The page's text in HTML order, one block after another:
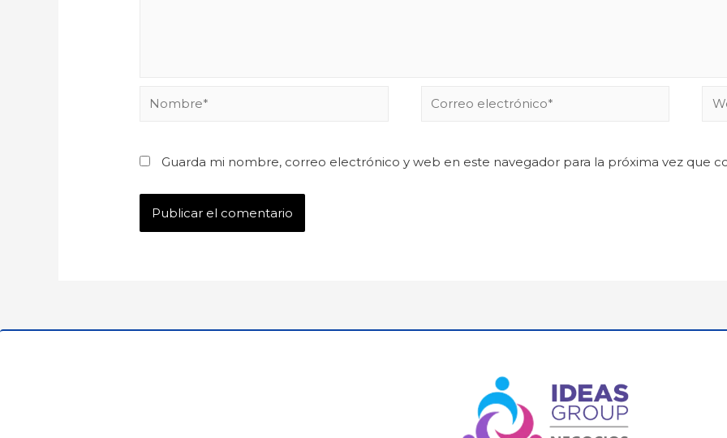
Guarda mi nombre, correo electrónico y web en este navegador para la próxima vez que